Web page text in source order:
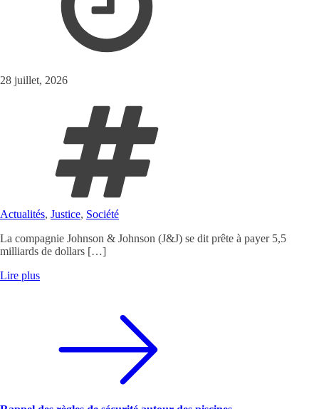
28 juillet, 2026
Actualités, Justice, Société
La compagnie Johnson & Johnson (J&J) se dit prête à payer 5,5
milliards de dollars […]
Lire plus